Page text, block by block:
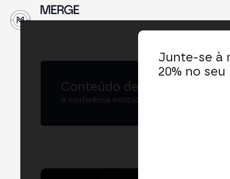
Conteúdo de MERGE
A conferência institucional de cripto e Web3
Junte-se à
20% no seu